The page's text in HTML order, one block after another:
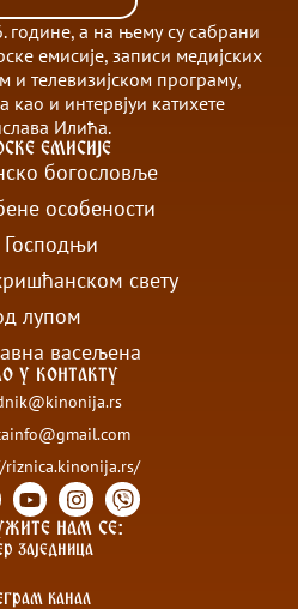
године, а на њему су сабрани
емисије, записи медијских
и телевизијском програму,
и интервјуи катихете
Илића.
емисије
богословље
особености
свету
лупом
васељена
у контакту
riznica.kinonija.rs/
нам се:
заједница
канал